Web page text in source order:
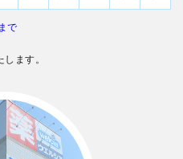
で
ます。